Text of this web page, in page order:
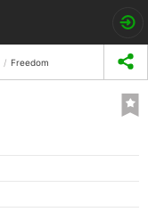
Freedom